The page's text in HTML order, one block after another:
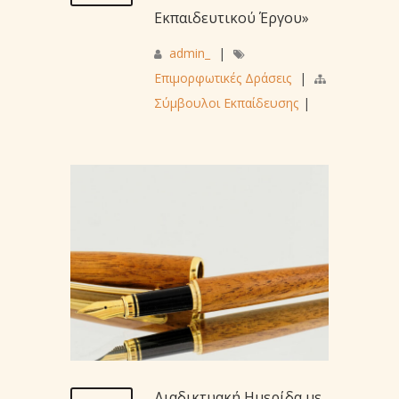
Εκπαιδευτικού Έργου»
admin_
|
Επιμορφωτικές Δράσεις
|
Σύμβουλοι Εκπαίδευσης |